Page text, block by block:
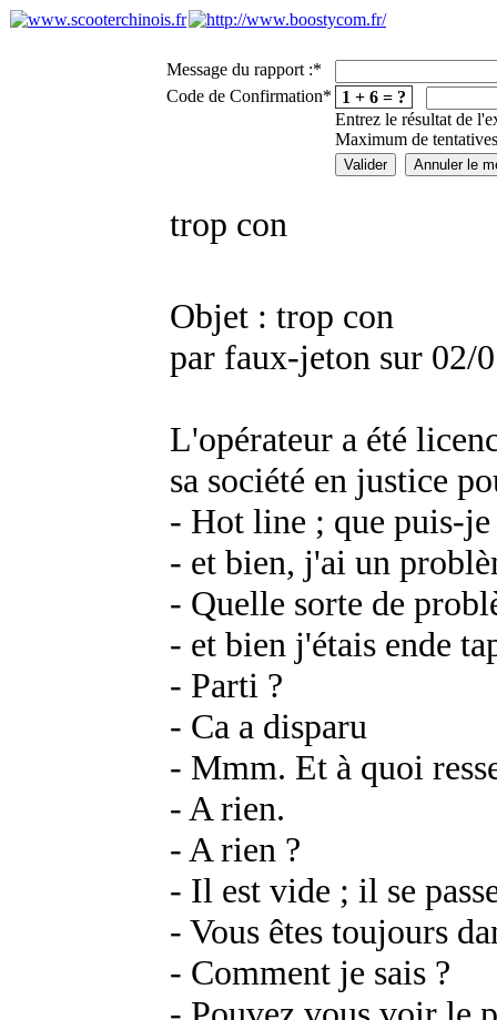
Message du rapport :*
Code de Confirmation*
1 + 6 = ?
Entrez le résultat de
Maximum de
trop con
Objet : trop con
par faux-jeton sur 02/
L'opérateur a été
sa société en justice
- Hot line ; que puis-
- et bien, j'ai un
- Quelle sorte de
- et bien j'étais ende
- Parti ?
- Ca a disparu
- Mmm. Et à quoi
- A rien.
- A rien ?
- Il est vide ; il se
- Vous êtes toujours
- Comment je sais ?